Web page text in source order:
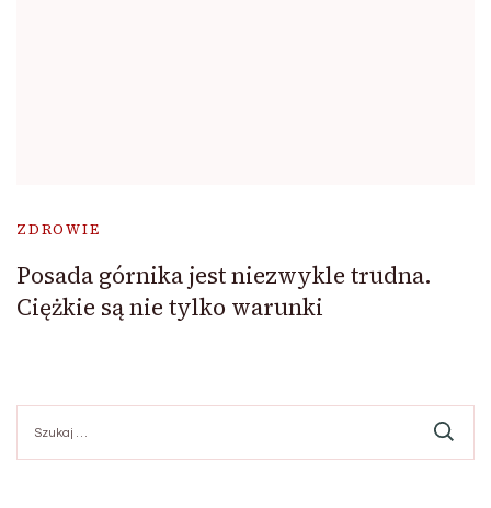
ZDROWIE
Posada górnika jest niezwykle trudna.
Ciężkie są nie tylko warunki